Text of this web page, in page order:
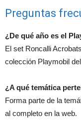
Preguntas
¿De qué año es el
El set Roncalli
colección Playmobil
¿A qué temática
Forma parte de la
al completo en la web.